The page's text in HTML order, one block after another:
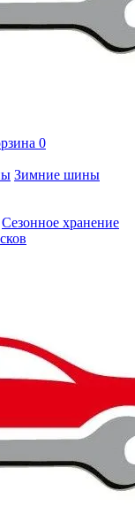
0
Зимние шины
Сезонное хранение